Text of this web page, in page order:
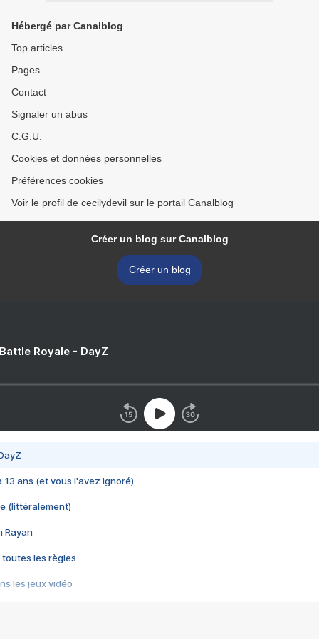
Hébergé par Canalblog
Top articles
Pages
Contact
Signaler un abus
C.G.U.
Cookies et données personnelles
Préférences cookies
Voir le profil de cecilydevil sur le portail Canalblog
Créer un blog sur Canalblog
Créer un blog
Royale - DayZ
13 ans (et vous l'avez ignoré)
(littéralement)
Rayan
toutes les règles
les jeux vidéo